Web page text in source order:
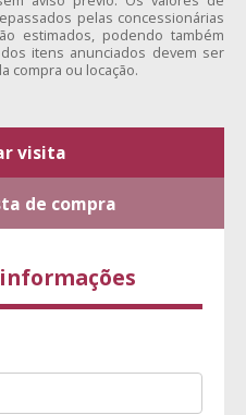
pelas concessionárias
estimados, podendo também
itens anunciados devem ser
compra ou locação.
visita
de compra